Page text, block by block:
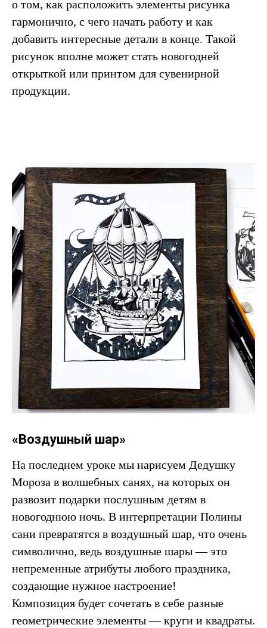
о том, как расположить элементы рисунка
гармонично, с чего начать работу и как
добавить интересные детали в конце. Такой
рисунок вполне может стать новогодней
открыткой или принтом для сувенирной
продукции.
«Воздушный шар»
На последнем уроке мы нарисуем Дедушку
Мороза в волшебных санях, на которых он
развозит подарки послушным детям в
новогоднюю ночь. В интерпретации Полины
сани превратятся в воздушный шар, что очень
символично, ведь воздушные шары — это
непременные атрибуты любого праздника,
создающие нужное настроение!
Композиция будет сочетать в себе разные
геометрические элементы — круги и квадраты.